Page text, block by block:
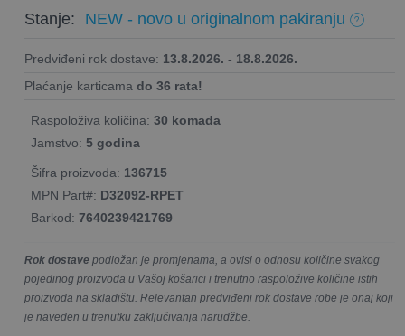
Stanje: NEW - novo u originalnom pakiranju
Predviđeni rok dostave: 13.8.2026. - 18.8.2026.
Plaćanje karticama do 36 rata!
Raspoloživa količina: 30 komada
Jamstvo: 5 godina
Šifra proizvoda: 136715
MPN Part#: D32092-RPET
Barkod: 7640239421769
Rok dostave podložan je promjenama, a ovisi o odnosu količine svakog
pojedinog proizvoda u Vašoj košarici i trenutno raspoložive količine istih
proizvoda na skladištu. Relevantan predviđeni rok dostave robe je onaj koji
je naveden u trenutku zaključivanja narudžbe.